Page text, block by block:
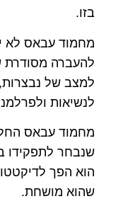
בזו.
מחמוד עבאס לא
להעברה מסודרת
למצב של
לנשיאות
מחמוד עבאס
שנבחר לתפקידו
הוא הפך
שהוא מושחת.